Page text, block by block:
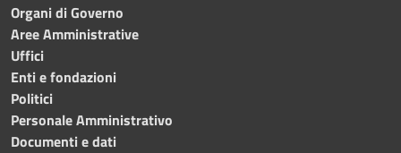
Organi di Governo
Aree Amministrative
Uffici
Enti e fondazioni
Politici
Personale Amministrativo
Documenti e dati